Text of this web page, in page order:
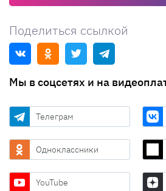
Поделиться ссылкой
Мы в соцсетях и на
Телеграм
Одноклассники
YouTube